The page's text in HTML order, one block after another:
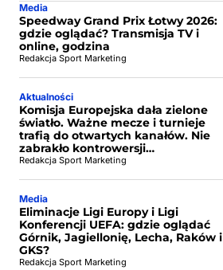
Media
Speedway Grand Prix Łotwy 2026:
gdzie oglądać? Transmisja TV i
online, godzina
Redakcja Sport Marketing
Aktualności
Komisja Europejska dała zielone
światło. Ważne mecze i turnieje
trafią do otwartych kanałów. Nie
zabrakło kontrowersji…
Redakcja Sport Marketing
Media
Eliminacje Ligi Europy i Ligi
Konferencji UEFA: gdzie oglądać
Górnik, Jagiellonię, Lecha, Raków i
GKS?
Redakcja Sport Marketing